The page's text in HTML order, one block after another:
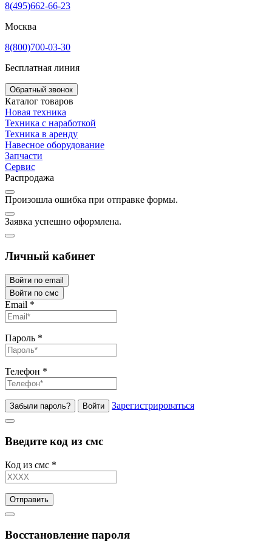
8(495)662-66-23
Москва
8(800)700-03-30
Бесплатная линия
Обратный звонок
Каталог товаров
Новая техника
Техника с наработкой
Техника в аренду
Навесное оборудование
Запчасти
Сервис
Распродажа
Произошла ошибка при отправке формы.
Заявка успешно оформлена.
Личный кабинет
Войти по email
Войти по смс
Email *
Пароль *
Телефон *
Забыли пароль? Войти Зарегистрироваться
Введите код из смс
Код из смс *
Отправить
Восстановление пароля